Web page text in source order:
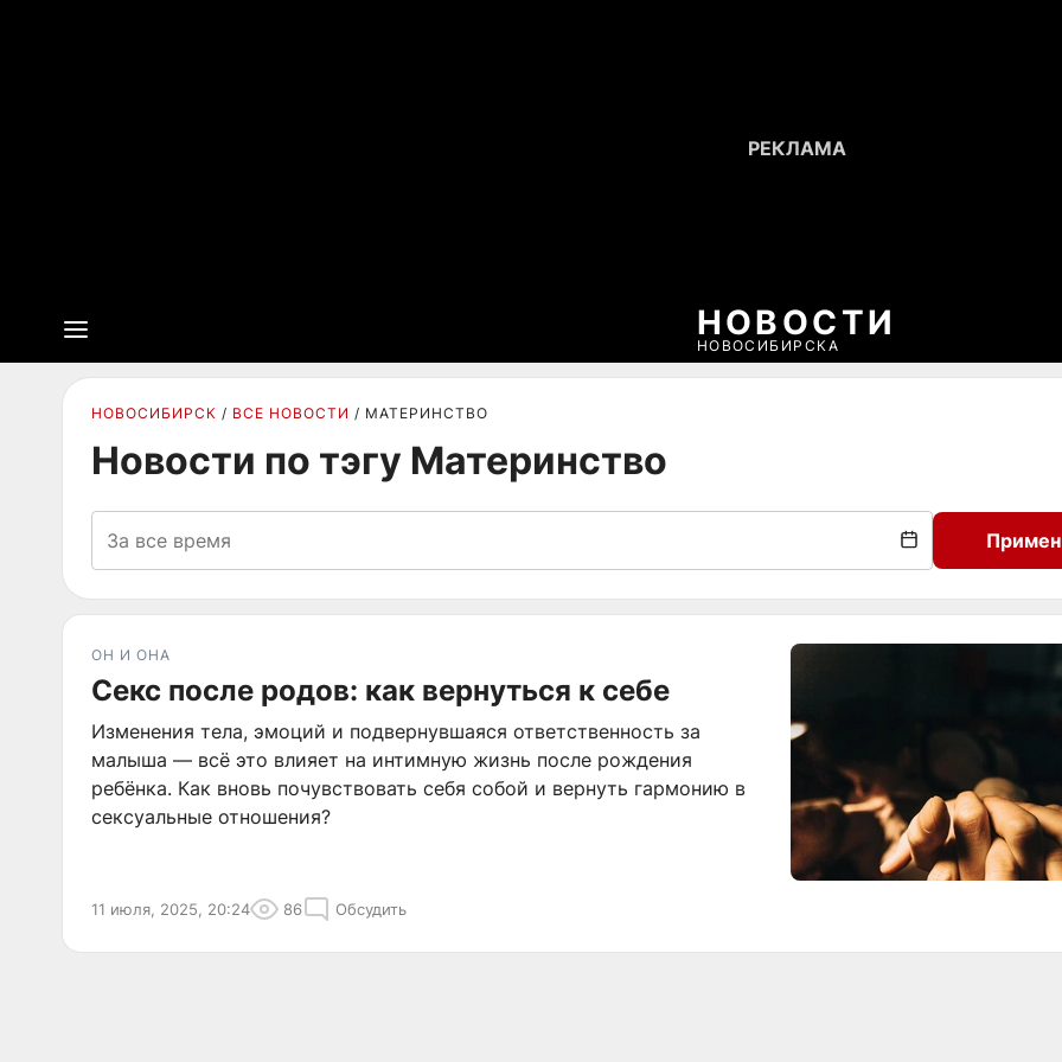
НОВОСТИ
НОВОСИБИРСКА
НОВОСИБИРСК ВСЕ НОВОСТИ МАТЕРИНСТВО
Новости по тэгу Материнство
ОН И ОНА
Секс после родов: как вернуться к себе
Изменения тела, эмоций и подвернувшаяся ответственность за
малыша — всё это влияет на интимную жизнь после рождения
ребёнка. Как вновь почувствовать себя собой и вернуть гармонию в
сексуальные отношения?
11 июля, 2025, 20:24 86 Обсудить